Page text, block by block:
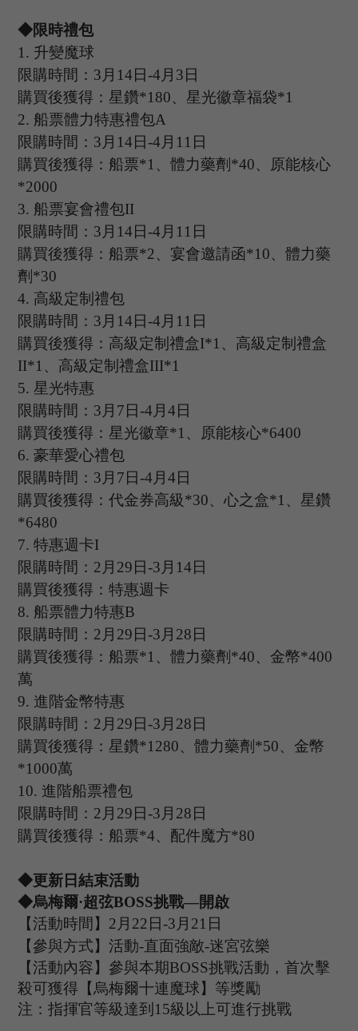
◆限時禮包
1. 升變魔球
限購時間： 3 月 14日-4 月 3日
購買後獲得：星鑽*180、星光徽章福袋*1
2. 船票體力特惠禮包A
限購時間： 3 月 14日-4 月 11 日
購買後獲得：船票*1、體力藥劑*40、原能核心
*2000
3. 船票宴會禮包II
限購時間： 3 月 14日-4 月 11 日
購買後獲得：船票*2、宴會邀請函*10、體力藥
劑*30
4. 高級定制禮包
限購時間： 3 月 14日-4 月 11 日
購買後獲得：高級定制禮盒I*1、高級定制禮盒
II*1、高級定制禮盒III*1
5. 星光特惠
限購時間： 3 月 7日-4 月4日
購買後獲得：星光徽章*1、原能核心*6400
6. 豪華愛心禮包
限購時間： 3 月 7日-4 月4日
購買後獲得：代金券高級*30、心之盒*1、星鑽
*6480
7. 特惠週卡I
限購時間： 2 月 29日-3 月 14日
購買後獲得：特惠週卡
8. 船票體力特惠B
限購時間： 2 月 29日-3 月 28日
購買後獲得：船票*1、體力藥劑*40、金幣*400
萬
9. 進階金幣特惠
限購時間： 2 月 29日-3 月 28日
購買後獲得：星鑽*1280、體力藥劑*50、金幣
*1000萬
10. 進階船票禮包
限購時間： 2 月 29日-3 月 28日
購買後獲得：船票*4、配件魔方*80
◆更新日結束活動
◆烏梅爾·超弦BOSS挑戰—開啟
【活動時間】 2 月 22 日-3 月 21 日
【參與方式】 活動-直面強敵-迷宮弦樂
【活動內容】參與本期BOSS挑戰活動，首次擊
殺可獲得【烏梅爾十連魔球】等獎勵
注：指揮官等級達到 15級以上可進行挑戰